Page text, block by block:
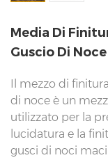
Media Di
Guscio Di Noce
Il mezzo di
di noce è un
utilizzato per la
lucidatura e la
gusci di noci